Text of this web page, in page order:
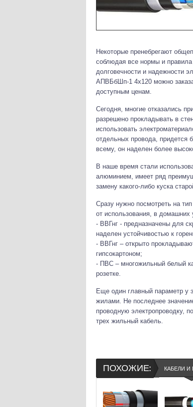
Некоторые пренебрегают
соблюдая все нормы и правила
долговечности и надежности
АПВБбШп-1 4х120 можно
доступным ценам.
Сегодня, многие отказались
разрешено прокладывать в
использовать
отдельных провода, придется
всему, он наделен более
В наше время стали
алюминием, имеет ряд
замену какого-либо куска
Сразу нужно посмотреть на
от использования, в домашних
- ВВГнг - предназначены для
наделен устойчивостью к
- ВВГнг – открыто
гипсокартоном;
- ПВС – многожильный белый
розетке.
Еще один главный параметр у
жилами. Не последнее
проводную электропроводку,
трех жильный кабель.
ПОХОЖИЕ: КАБЕЛИ